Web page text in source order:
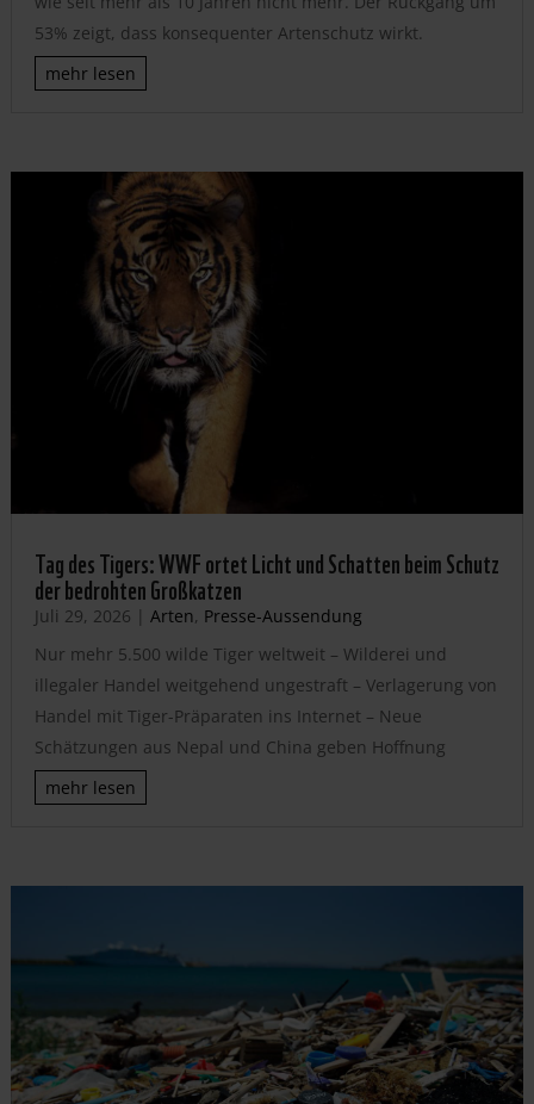
53% zeigt, dass konsequenter Artenschutz wirkt.
mehr lesen
Tag des Tigers: WWF ortet Licht und Schatten beim Schutz
der bedrohten Großkatzen
Juli 29, 2026 | Arten, Presse-Aussendung
Nur mehr 5.500 wilde Tiger weltweit – Wilderei und
illegaler Handel weitgehend ungestraft – Verlagerung von
Handel mit Tiger-Präparaten ins Internet – Neue
Schätzungen aus Nepal und China geben Hoffnung
mehr lesen